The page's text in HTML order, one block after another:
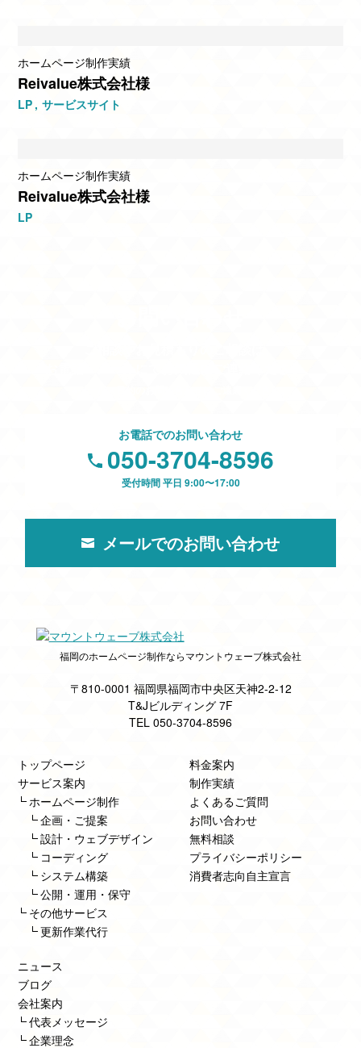
ホームページ制作実績
Reivalue株式会社様
LP サービスサイト
ホームページ制作実績
Reivalue株式会社様
LP
お電話でのお問い合わせ
050-3704-8596
受付時間 平日 9:00〜17:00
メールでのお問い合わせ
福岡のホームページ制作ならマウントウェーブ株式会社
〒810-0001 福岡県福岡市中央区天神2-2-12
T&Jビルディング 7F
TEL 050-3704-8596
トップページ
サービス案内
ホームページ制作
企画・ご提案
設計・ウェブデザイン
コーディング
システム構築
公開・運用・保守
その他サービス
更新作業代行
料金案内
制作実績
よくあるご質問
お問い合わせ
無料相談
プライバシーポリシー
消費者志向自主宣言
ニュース
ブログ
会社案内
代表メッセージ
企業理念